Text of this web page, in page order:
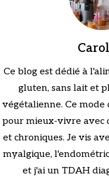
Ce blog est dédié à
gluten, sans lait et
végétalienne. Ce mode
pour mieux-vivre avec
et chroniques. Je vis
myalgique,
et j'ai un TDAH